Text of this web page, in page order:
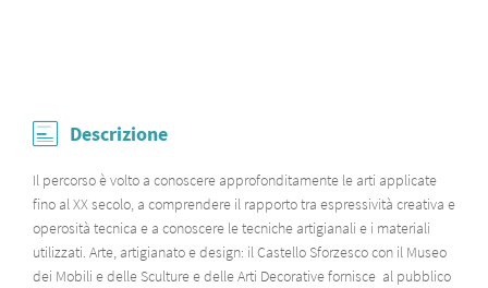
Descrizione
Il percorso è volto a conoscere approfonditamente le arti applicate
fino al XX secolo, a comprendere il rapporto tra espressività creativa e
operosità tecnica e a conoscere le tecniche artigianali e i materiali
utilizzati. Arte, artigianato e design: il Castello Sforzesco con il Museo
dei Mobili e delle Sculture e delle Arti Decorative fornisce al pubblico